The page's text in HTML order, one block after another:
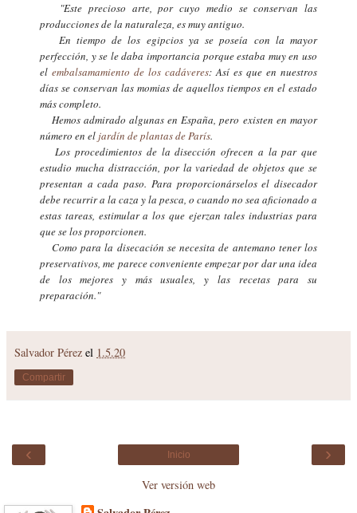
"Este precioso arte, por cuyo medio se conservan las
producciones de la naturaleza, es muy antiguo.
En tiempo de los egipcios ya se poseía con la mayor
perfección, y se le daba importancia porque estaba muy en uso
el embalsamamiento de los cadáveres: Así es que en nuestros
días se conservan las momias de aquellos tiempos en el estado
más completo.
Hemos admirado algunas en España, pero existen en mayor
número en el jardín de plantas de París.
Los procedimientos de la disección ofrecen a la par que
estudio mucha distracción, por la variedad de objetos que se
presentan a cada paso. Para proporcionárselos el disecador
debe recurrir a la caza y la pesca, o cuando no sea aficionado a
estas tareas, estimular a los que ejerzan tales industrias para
que se los proporcionen.
Como para la disecación se necesita de antemano tener los
preservativos, me parece conveniente empezar por dar una idea
de los mejores y más usuales, y las recetas para su
preparación."
Salvador Pérez el 1.5.20
Compartir
‹ ›
Inicio
Ver versión web